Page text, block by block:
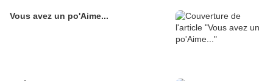
Vous avez un po'Aime...